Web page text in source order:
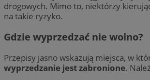
drogowych. Mimo to, niektórzy
na takie ryzyko.
Gdzie wyprzedzać nie wolno?
Przepisy jasno wskazują miejsca, w
wyprzedzanie jest zabronione.